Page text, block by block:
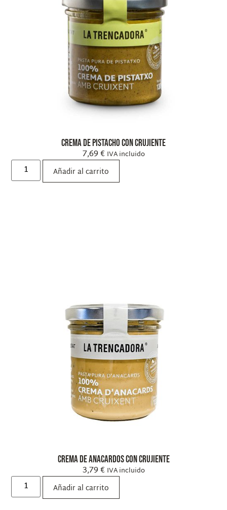
Crema de pistacho con crujiente
7,69€ IVA incluido
Añadir al carrito
Crema de anacardos con crujiente
3,79€ IVA incluido
Añadir al carrito